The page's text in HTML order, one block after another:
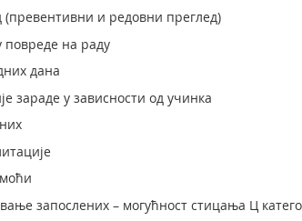
и редовни преглед)
на раду
дана
у зависности од учинка
запослених – могућност стицања Ц